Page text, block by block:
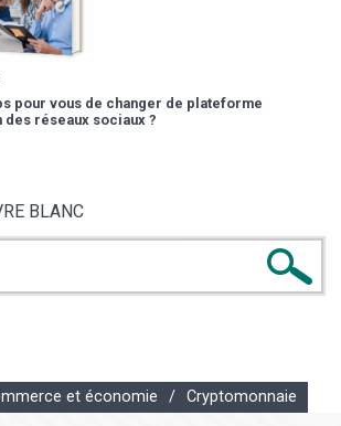
pour vous de changer de plateforme
des réseaux sociaux ?
BLANC
et économie / Cryptomonnaie